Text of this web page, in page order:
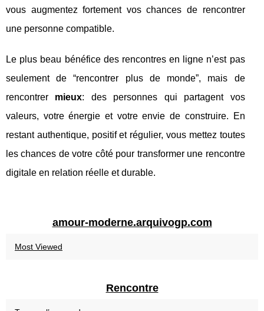
vous augmentez fortement vos chances de rencontrer
une personne compatible.
Le plus beau bénéfice des rencontres en ligne n’est pas
seulement de “rencontrer plus de monde”, mais de
rencontrer mieux: des personnes qui partagent vos
valeurs, votre énergie et votre envie de construire. En
restant authentique, positif et régulier, vous mettez toutes
les chances de votre côté pour transformer une rencontre
digitale en relation réelle et durable.
amour-moderne.arquivogp.com
Most Viewed
Rencontre